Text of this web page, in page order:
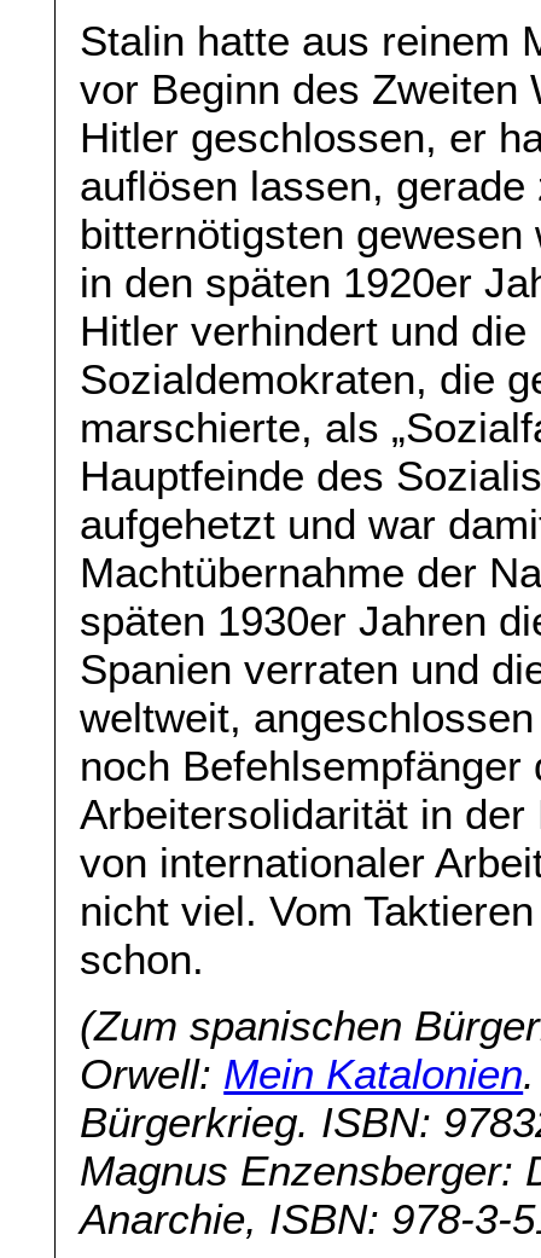
Stalin hatte aus reinem
vor Beginn des Zweiten
Hitler geschlossen, er
auflösen lassen,
bitternötigsten
in den späten 1920er
Hitler verhindert und
Sozialdemokraten, die
marschierte, als
Hauptfeinde des
aufgehetzt und war
Machtübernahme der
späten 1930er Jahren
Spanien verraten und
weltweit,
noch
Arbeitersolidarität in
von internationaler
nicht viel. Vom
schon.
(Zum spanischen
Orwell: Mein Katalonien
Bürgerkrieg. ISBN:
Magnus Enzensberger:
Anarchie, ISBN: 978-3-